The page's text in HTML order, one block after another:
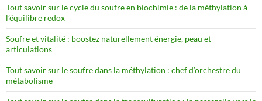
Tout savoir sur le cycle du soufre en biochimie : de la méthylation à
l’équilibre redox
Soufre et vitalité : boostez naturellement énergie, peau et
articulations
Tout savoir sur le soufre dans la méthylation : chef d’orchestre du
métabolisme